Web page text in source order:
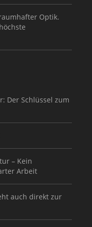
Optik.
Der Schlüssel zum
– Kein
Arbeit
auch direkt zur